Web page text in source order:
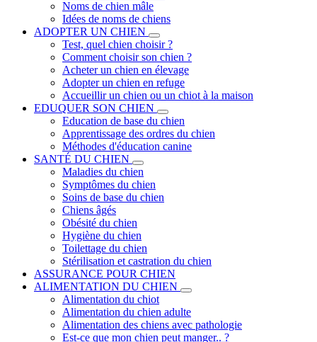
Noms de chien mâle
Idées de noms de chiens
ADOPTER UN CHIEN
Test, quel chien choisir ?
Comment choisir son chien ?
Acheter un chien en élevage
Adopter un chien en refuge
Accueillir un chien ou un chiot à la maison
EDUQUER SON CHIEN
Education de base du chien
Apprentissage des ordres du chien
Méthodes d'éducation canine
SANTÉ DU CHIEN
Maladies du chien
Symptômes du chien
Soins de base du chien
Chiens âgés
Obésité du chien
Hygiène du chien
Toilettage du chien
Stérilisation et castration du chien
ASSURANCE POUR CHIEN
ALIMENTATION DU CHIEN
Alimentation du chiot
Alimentation du chien adulte
Alimentation des chiens avec pathologie
Est-ce que mon chien peut manger.. ?